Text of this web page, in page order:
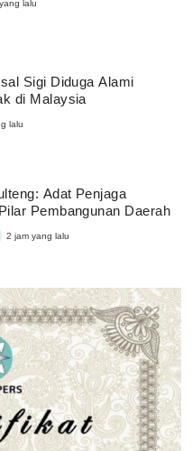
lalu
Sigi Diduga Alami
di Malaysia
lalu
Adat Penjaga
Pembangunan Daerah
2 jam yang lalu